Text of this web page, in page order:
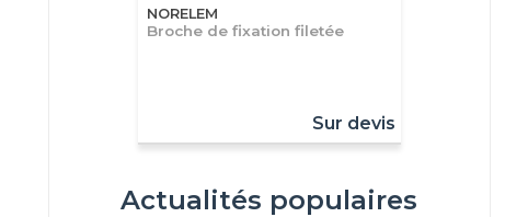
NORELEM
Broche de fixation filetée
Sur devis
Actualités populaires